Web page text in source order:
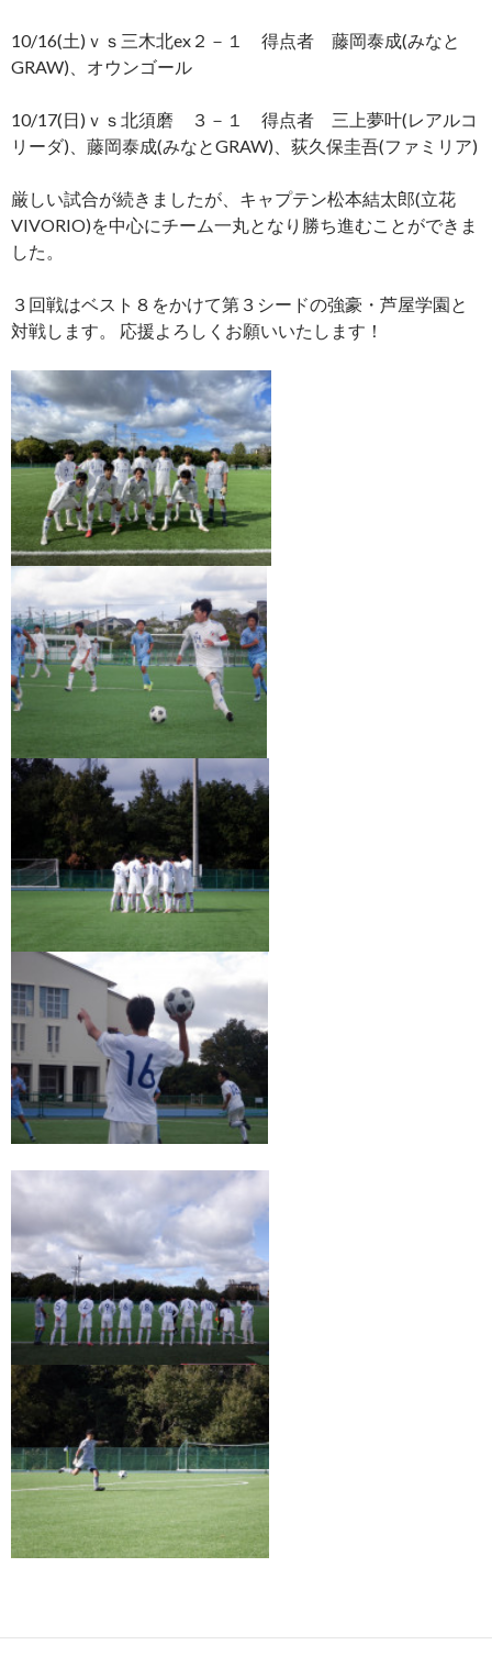
10/16(土)ｖｓ三木北ex２－１ 得点者 藤岡泰成(みなと
GRAW)、オウンゴール
10/17(日)ｖｓ北須磨 ３－１ 得点者 三上夢叶(レアルコ
リーダ)、藤岡泰成(みなとGRAW)、荻久保圭吾(ファミリア)
厳しい試合が続きましたが、キャプテン松本結太郎(立花
VIVORIO)を中心にチーム一丸となり勝ち進むことができま
した。
３回戦はベスト８をかけて第３シードの強豪・芦屋学園と
対戦します。 応援よろしくお願いいたします！